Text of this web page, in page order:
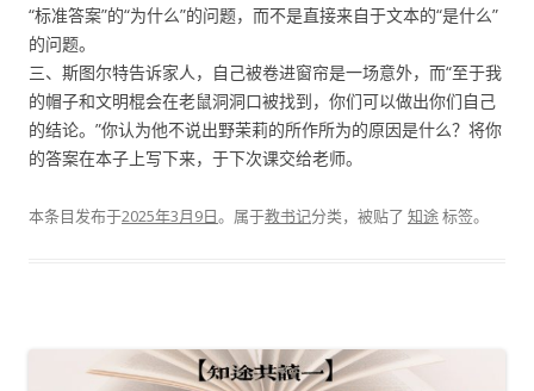
“标准答案”的“为什么”的问题，而不是直接来自于文本的“是什么”
的问题。
三、斯图尔特告诉家人，自己被卷进窗帘是一场意外，而“至于我
的帽子和文明棍会在老鼠洞洞口被找到，你们可以做出你们自己
的结论。”你认为他不说出野茉莉的所作所为的原因是什么？将你
的答案在本子上写下来，于下次课交给老师。
本条目发布于2025年3月9日。属于教书记分类，被贴了 知途标签。